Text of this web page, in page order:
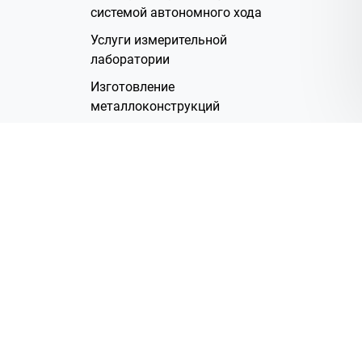
системой автономного хода
Услуги измерительной
лаборатории
Изготовление
металлоконструкций